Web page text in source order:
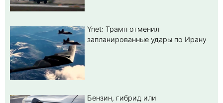
Ynet: Трамп отменил
запланированные удары по Ирану
Бензин, гибрид или